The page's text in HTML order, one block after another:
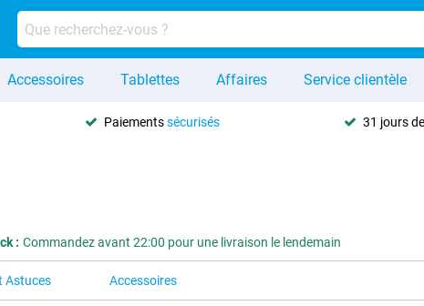
Accessoires Tablettes Affaires Service clientèle
Paiementssécurisés 31 jours
: Commandez avant 22:00 pour une livraison le lendemain
Astuces Accessoires